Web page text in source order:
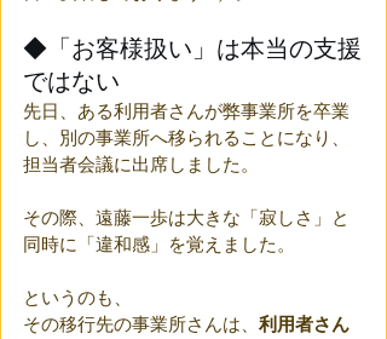
◆「お客様扱い」は本当の支援
ではない
先日、ある利用者さんが弊事業所を卒業
し、別の事業所へ移られることになり、
担当者会議に出席しました。
その際、遠藤一歩は大きな「寂しさ」と
同時に「違和感」を覚えました。
というのも、
その移行先の事業所さんは、 利用者さん